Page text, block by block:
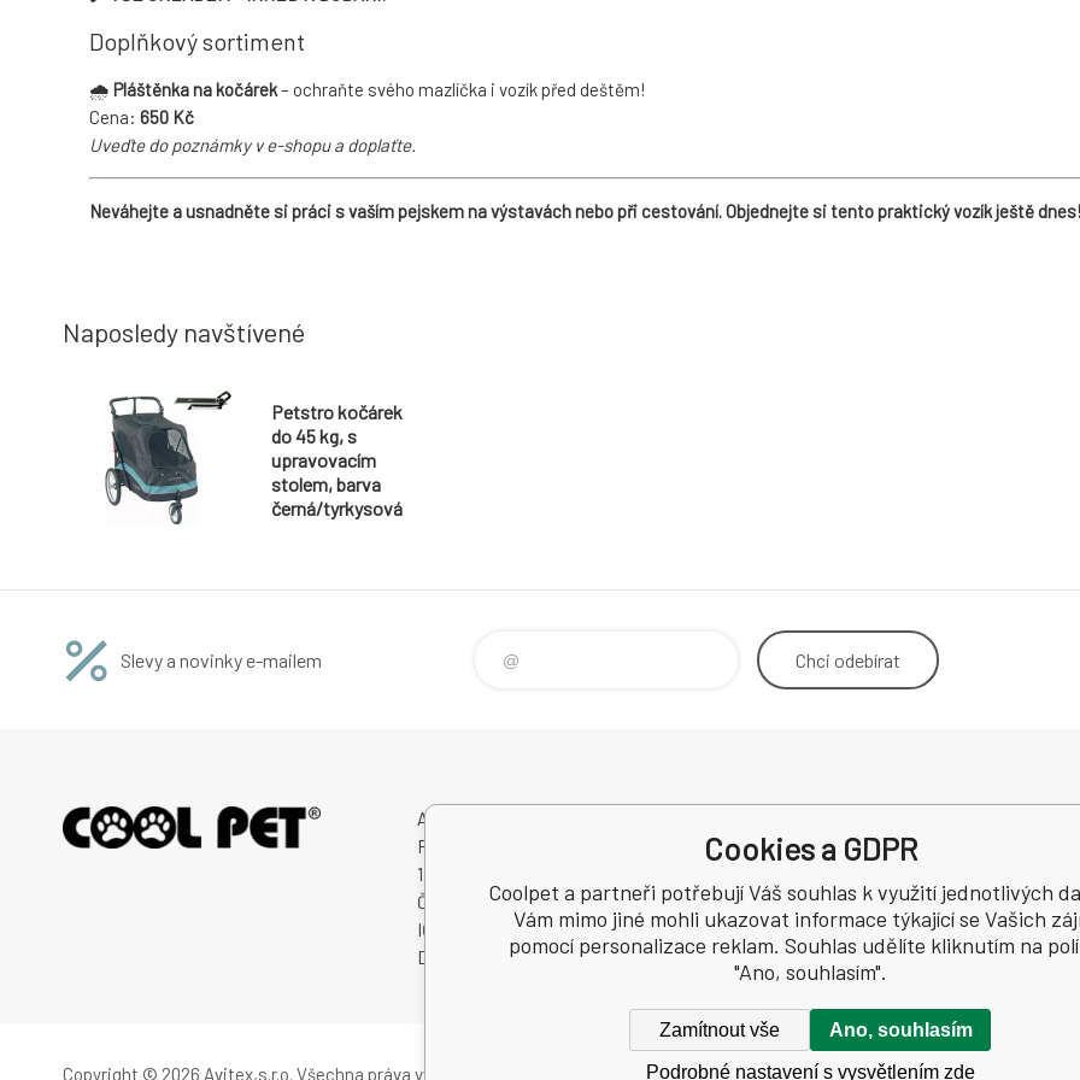
Doplňkový sortiment
🌧️ Pláštěnka na kočárek– ochraňte svého mazlíčka i vozík před deštěm!
Cena: 650 Kč
Uveďte do poznámky v e-shopu a doplaťte.
Neváhejte a usnadněte si práci s vaším pejskem na výstavách nebo při cestování. Objednejte si tento praktický vozík ještě
Naposledy navštívené
Petstro kočárek
do 45 kg, s
upravovacím
stolem, barva
černá/tyrkysová
Slevy a novinky e-mailem Chci odebírat
Avitex,s.r.o.
Rybná 716/24
11000 Praha 1
Česká Republika
IČO: 60745291
DIČ: CZ60745291
Kontakt
Recenze
Copyright © 2026 Avitex,s.r.o. Všechna práva vyhrazena.
Cookies a GDPR
Coolpet a partneři potřebují Váš souhlas k využití jednotlivých
Vám mimo jiné mohli ukazovat informace týkající se Vašich
pomocí personalizace reklam. Souhlas udělíte kliknutím na
"Ano, souhlasím".
Zamítnout vše Ano, souhlasím
Podrobné nastavení s vysvětlením zde